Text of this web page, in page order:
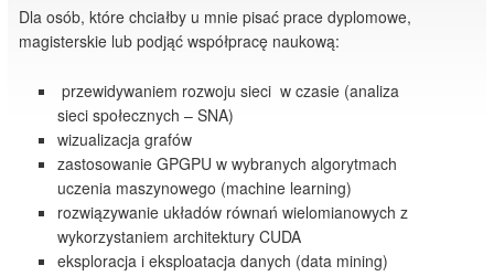
Dla osób, które chciałby u mnie pisać prace dyplomowe,
magisterskie lub podjąć współpracę naukową:
przewidywaniem rozwoju sieci w czasie (analiza
sieci społecznych – SNA)
wizualizacja grafów
zastosowanie GPGPU w wybranych algorytmach
uczenia maszynowego (machine learning)
rozwiązywanie układów równań wielomianowych z
wykorzystaniem architektury CUDA
eksploracja i eksploatacja danych (data mining)